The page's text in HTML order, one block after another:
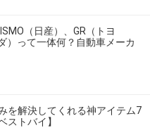
（日産）、GR（トヨ
）って一体何？自動車メーカ
を解決してくれる神アイテム7
ストバイ】